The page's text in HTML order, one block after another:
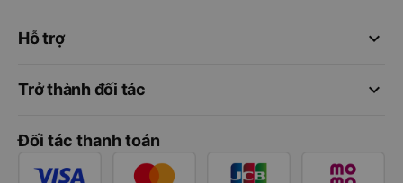
keyboard_arrow_down
Hỗ trợ
keyboard_arrow_down
Trở thành đối tác
Đối tác thanh toán